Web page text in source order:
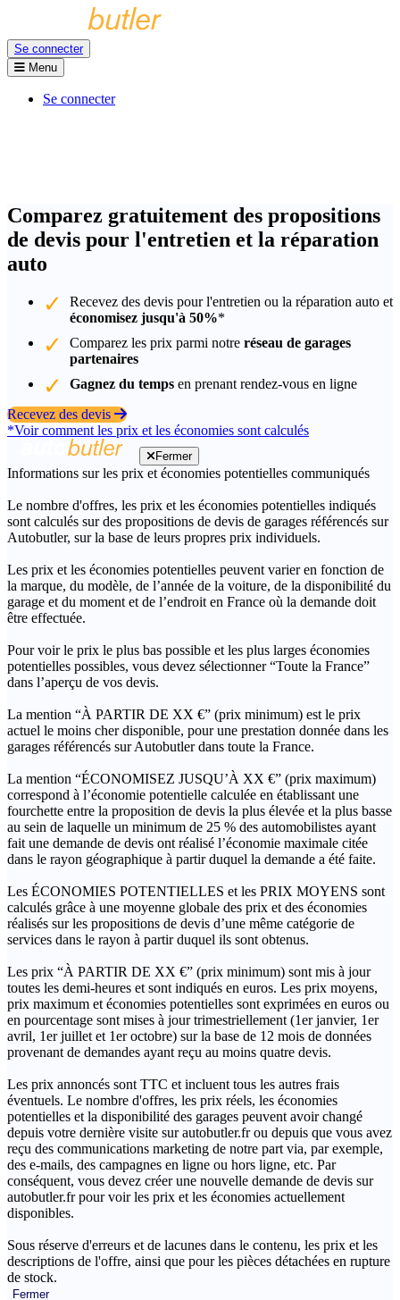
Se connecter
Menu
Se connecter
Comparez gratuitement des propositions
de devis pour l'entretien et la réparation
auto
Recevez des devis pour l'entretien ou la réparation auto et
économisez jusqu'à 50%*
Comparez les prix parmi notre réseau de garages
partenaires
Gagnez du temps en prenant rendez-vous en ligne
Recevez des devis
*Voir comment les prix et les économies sont calculés
Fermer
Informations sur les prix et économies potentielles communiqués
Le nombre d'offres, les prix et les économies potentielles indiqués
sont calculés sur des propositions de devis de garages référencés sur
Autobutler, sur la base de leurs propres prix individuels.
Les prix et les économies potentielles peuvent varier en fonction de
la marque, du modèle, de l’année de la voiture, de la disponibilité du
garage et du moment et de l’endroit en France où la demande doit
être effectuée.
Pour voir le prix le plus bas possible et les plus larges économies
potentielles possibles, vous devez sélectionner “Toute la France”
dans l’aperçu de vos devis.
La mention “À PARTIR DE XX €” (prix minimum) est le prix
actuel le moins cher disponible, pour une prestation donnée dans les
garages référencés sur Autobutler dans toute la France.
La mention “ÉCONOMISEZ JUSQU’À XX €” (prix maximum)
correspond à l’économie potentielle calculée en établissant une
fourchette entre la proposition de devis la plus élevée et la plus basse
au sein de laquelle un minimum de 25 % des automobilistes ayant
fait une demande de devis ont réalisé l’économie maximale citée
dans le rayon géographique à partir duquel la demande a été faite.
Les ÉCONOMIES POTENTIELLES et les PRIX MOYENS sont
calculés grâce à une moyenne globale des prix et des économies
réalisés sur les propositions de devis d’une même catégorie de
services dans le rayon à partir duquel ils sont obtenus.
Les prix “À PARTIR DE XX €” (prix minimum) sont mis à jour
toutes les demi-heures et sont indiqués en euros. Les prix moyens,
prix maximum et économies potentielles sont exprimées en euros ou
en pourcentage sont mises à jour trimestriellement (1er janvier, 1er
avril, 1er juillet et 1er octobre) sur la base de 12 mois de données
provenant de demandes ayant reçu au moins quatre devis.
Les prix annoncés sont TTC et incluent tous les autres frais
éventuels. Le nombre d'offres, les prix réels, les économies
potentielles et la disponibilité des garages peuvent avoir changé
depuis votre dernière visite sur autobutler.fr ou depuis que vous avez
reçu des communications marketing de notre part via, par exemple,
des e-mails, des campagnes en ligne ou hors ligne, etc. Par
conséquent, vous devez créer une nouvelle demande de devis sur
autobutler.fr pour voir les prix et les économies actuellement
disponibles.
Sous réserve d'erreurs et de lacunes dans le contenu, les prix et les
descriptions de l'offre, ainsi que pour les pièces détachées en rupture
de stock.
Fermer